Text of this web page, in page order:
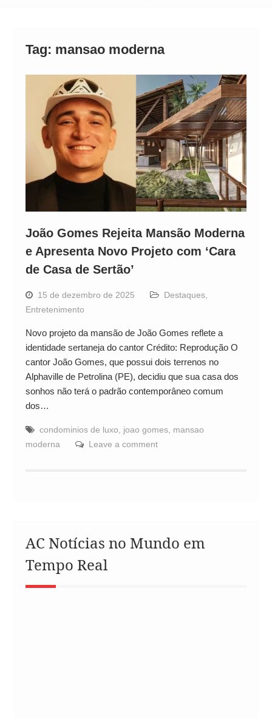
Tag: mansao moderna
João Gomes Rejeita Mansão Moderna
e Apresenta Novo Projeto com ‘Cara
de Casa de Sertão’
15 de dezembro de 2025 Destaques,
Entretenimento
Novo projeto da mansão de João Gomes reflete a
identidade sertaneja do cantor Crédito: Reprodução O
cantor João Gomes, que possui dois terrenos no
Alphaville de Petrolina (PE), decidiu que sua casa dos
sonhos não terá o padrão contemporâneo comum
dos…
condominios de luxo, joao gomes, mansao
moderna
Leave a comment
AC Notícias no Mundo em
Tempo Real